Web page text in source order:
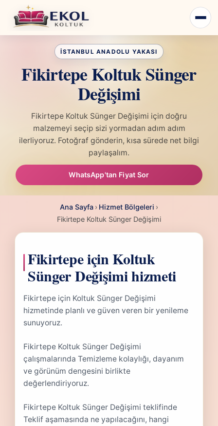
Fikirtepe Koltuk Sünger
Değişimi
Fikirtepe Koltuk Sünger Değişimi için doğru
malzemeyi seçip sizi yormadan adım adım
ilerliyoruz. Fotoğraf gönderin, kısa sürede net bilgi
paylaşalım.
WhatsApp'tan Fiyat Sor
Ana Sayfa › Hizmet Bölgeleri ›
Fikirtepe Koltuk Sünger Değişimi
Fikirtepe için Koltuk
Sünger Değişimi hizmeti
Fikirtepe için Koltuk Sünger Değişimi
hizmetinde planlı ve güven veren bir yenileme
sunuyoruz.
Fikirtepe Koltuk Sünger Değişimi
çalışmalarında Temizleme kolaylığı, dayanım
ve görünüm dengesini birlikte
değerlendiriyoruz.
Fikirtepe Koltuk Sünger Değişimi teklifinde
Teklif aşamasında ne yapılacağını, hangi